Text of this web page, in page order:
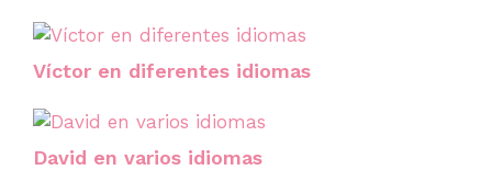
Víctor en diferentes idiomas
David en varios idiomas